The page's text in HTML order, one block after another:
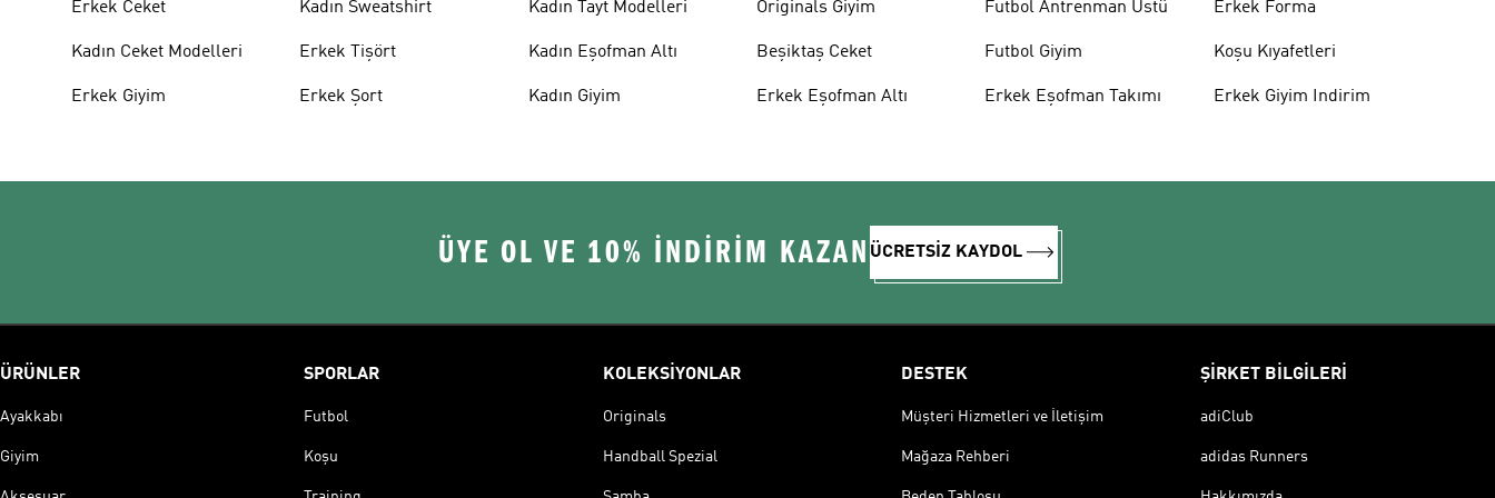
Erkek Ceket
Kadın Ceket Modelleri
Erkek Giyim
Kadın Sweatshirt
Erkek Tişört
Erkek Şort
Kadın Tayt Modelleri
Kadın Eşofman Altı
Kadın Giyim
Originals Giyim
Beşiktaş Ceket
Erkek Eşofman Altı
Futbol Antrenman Üstü
Futbol Giyim
Erkek Eşofman Takımı
Erkek Forma
Koşu Kıyafetleri
Erkek Giyim Indirim
ÜYE OL VE 10% İNDİRİM KAZAN ÜCRETSİZ KAYDOL
ÜRÜNLER
Ayakkabı
Giyim
SPORLAR
Futbol
Koşu
KOLEKSİYONLAR
Originals
Handball Spezial
DESTEK
Müşteri Hizmetleri ve İletişim
Mağaza Rehberi
ŞİRKET BİLGİLERİ
adiClub
adidas Runners